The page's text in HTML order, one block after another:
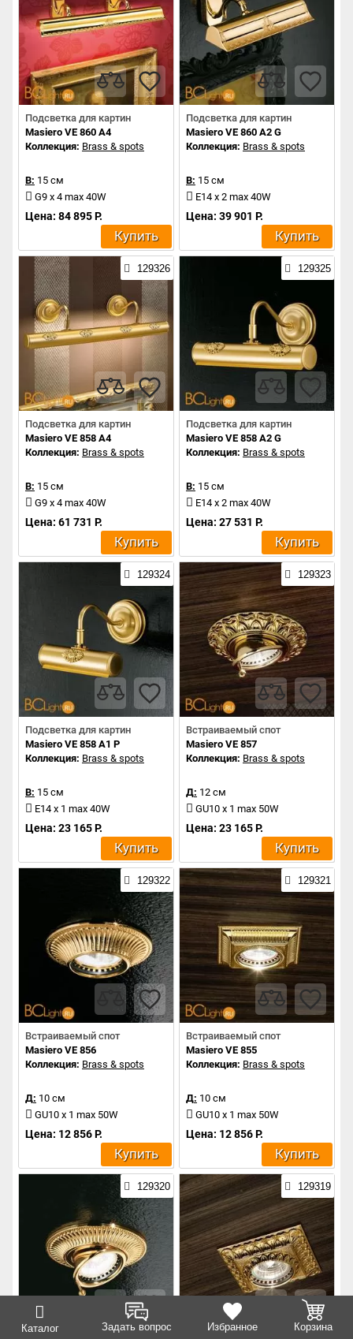
Каталог Задать вопрос Избранное Корзина
Подсветка для картин
Masiero VE 860 A4
Коллекция: Brass & spots
В: 15 см
G9 x 4 max 40W
Цена: 84 895 Р.
Купить
Подсветка для картин
Masiero VE 860 A2 G
Коллекция: Brass & spots
В: 15 см
E14 x 2 max 40W
Цена: 39 901 Р.
Купить
129326
Подсветка для картин
Masiero VE 858 A4
Коллекция: Brass & spots
В: 15 см
G9 x 4 max 40W
Цена: 61 731 Р.
Купить
129325
Подсветка для картин
Masiero VE 858 A2 G
Коллекция: Brass & spots
В: 15 см
E14 x 2 max 40W
Цена: 27 531 Р.
Купить
129324
Подсветка для картин
Masiero VE 858 A1 P
Коллекция: Brass & spots
В: 15 см
E14 x 1 max 40W
Цена: 23 165 Р.
Купить
129323
Встраиваемый спот
Masiero VE 857
Коллекция: Brass & spots
Д: 12 см
GU10 x 1 max 50W
Цена: 23 165 Р.
Купить
129322
Встраиваемый спот
Masiero VE 856
Коллекция: Brass & spots
Д: 10 см
GU10 x 1 max 50W
Цена: 12 856 Р.
Купить
129321
Встраиваемый спот
Masiero VE 855
Коллекция: Brass & spots
Д: 10 см
GU10 x 1 max 50W
Цена: 12 856 Р.
Купить
129320 129319